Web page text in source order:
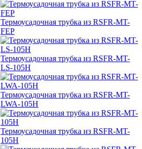
Термоусадочная трубка из RSFR-MT-
FEP
Термоусадочная трубка из RSFR-MT-
LS-105H
Термоусадочная трубка из RSFR-MT-
LWA-105H
Термоусадочная трубка из RSFR-MT-
105H